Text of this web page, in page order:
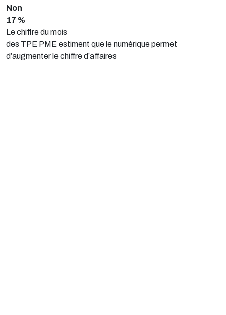
Non
17 %
Le chiffre du mois
des TPE PME estiment que le numérique permet
d’augmenter le chiffre d’affaires